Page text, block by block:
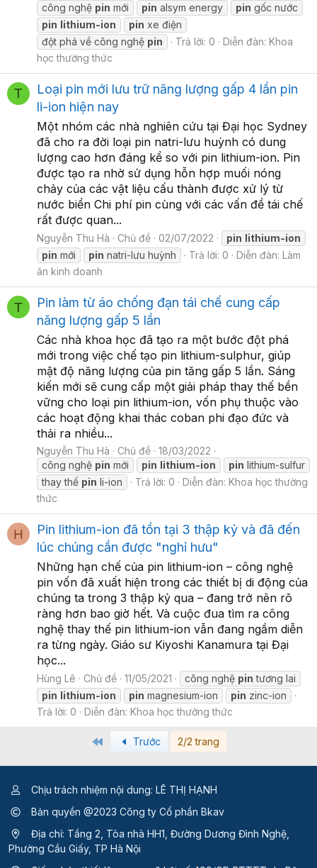
công nghệ pin mới pin alsym energy pin gốc nước
pin lithium-ion pin xe điện
đột phá về công nghệ pin Trả lời: 0 Diễn đàn: Khoa
học thường thức
T
Loại pin mới lưu trữ năng lượng gấp 4 lần pin
li-ion hiện nay
Một nhóm các nhà nghiên cứu tại Đại học Sydney
đã cho ra đời loại pin natri-lưu huỳnh có dung
lượng cao hơn đáng kể so với pin lithium-ion. Pin
được tạo ra nhờ sử dụng hỗn hợp muối nóng
chảy của các vật liệu cấu thành được xử lý từ
nước biển Chi phí pin cùng với các vấn đề tái chế
rất được quan...
Nguyễn Thu Hà Chủ đề 02/07/2022 pin lithium-ion
pin mới pin natri-lưu huỳnh Trả lời: 0 Diễn đàn: Làm
ăn kinh doanh
T
Pin làm từ áo chống đạn tái chế cung cấp
năng lượng gấp 5 lần
Các nhà khoa học đã tạo ra một bước đột phá
mới trong việc chế tạo pin lithium-sulphur, giúp
mật độ năng lượng của pin tăng gấp 5 lần. Sáng
kiến mới sẽ cung cấp một giải pháp thay thế bền
vững cho loại pin lithium-ion, vốn phụ thuộc vào
các hoạt động khai thác coban phi đạo đức và
thải ra nhiều...
Nguyễn Thu Hà Chủ đề
18/03/2022
công nghệ pin mới pin lithium-ion pin lithium-sulfur
thay thế pin li-ion Trả lời: 0 Diễn đàn: Khoa học thường
thức
H
Pin lithium-ion đã tồn tại 3 thập kỷ và đã đến
lúc chúng cần được "nghỉ hưu"
Những hạn chế của pin lithium-ion – công nghệ
pin vốn đã xuất hiện trong các thiết bị di động của
chúng ta trong 3 thập kỷ qua – đang trở nên rõ
ràng hơn bao giờ hết. Và cuộc đua tìm ra công
nghệ thay thế pin lithium-ion vẫn đang ngầm diễn
ra từng ngày. Giáo sư Kiyoshi Kanamura tại Đại
học...
Hùng Lê Chủ đề 11/05/2021 công nghệ pin tương lai
pin lithium-ion pin magnesium-ion pin zinc-ion
Trả lời: 0
Diễn đàn: Khoa học thường thức
Trước 2/2 trang
Chịu trách nhiệm nội dung: LÊ THỊ HẠNH
Bản quyền @2023 Công ty Cổ phần Bkav
Địa chỉ: Tầng 2, Tòa nhà HH1, Đường Dương Đình Nghệ,
Phường Cầu Giấy, TP Hà Nội